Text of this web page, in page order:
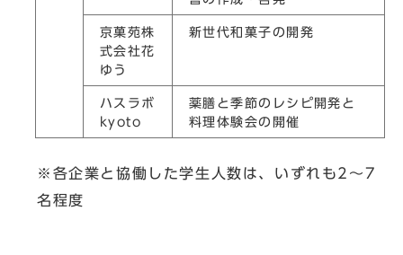
京菓苑株
式会社花
ゆう
新世代和菓子の開発
ハスラボ
kyoto
薬膳と季節のレシピ開発と
料理体験会の開催
※各企業と協働した学生人数は、いずれも2～7
名程度